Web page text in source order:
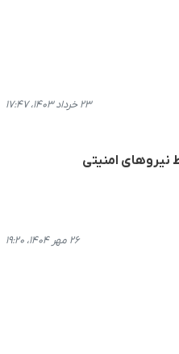
۲۳ خرداد ۱۴۰۳، ۱۷:۴۷
نیروهای امنیتی
۲۶ مهر ۱۴۰۴، ۱۹:۲۰